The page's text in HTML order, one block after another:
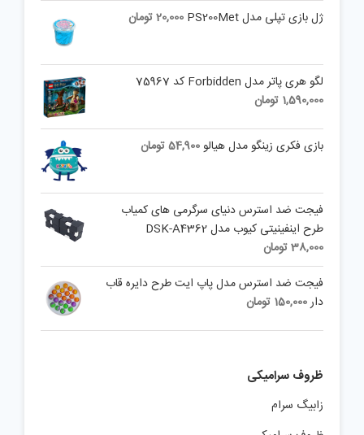
ژل بازی تپلی مدل PS200Met 20,000تومان
لگو هری پاتر مدل Forbidden کد 75967
1,590,000 تومان
بازی فکری زینگو مدل هیالو 54,900تومان
فیجت ضد استرس دنیای سرگرمی های کمیاب
طرح اینفینیتی کیوب مدل DSK-A4362
38,000تومان
فیجت ضد استرس مدل پاپ ایت طرح دایره قاب
دار150,000 تومان
ظروف سرامیکی
زابیگ سرام